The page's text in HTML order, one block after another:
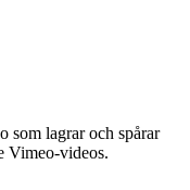
som lagrar och spårar
Vimeo-videos.